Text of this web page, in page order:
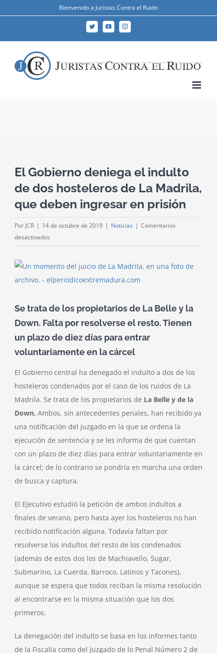
Bienvenido a Juristas Contra el Ruido
TwitterYouTubeInstagram
El Gobierno deniega el indulto
de dos hosteleros de La Madrila,
que deben ingresar en prisión
Por JCR | 14 de octubre de 2019 | Noticias | Comentarios
desactivados
deniega
el
de
dos
hosteleros
de
La
que
deben
ingresar
en
prisión
Ver
imagen
grande
Se trata de los propietarios de La Belle y la
Down. Falta por resolverse el resto. Tienen
un plazo de diez días para entrar
voluntariamente en la cárcel
El Gobierno central ha denegado el indulto a dos de los
hosteleros condenados por el caso de los ruidos de La
Madrila. Se trata de los propietarios de La Belle y de la
Down. Ambos, sin antecedentes penales, han recibido ya
una notificación del juzgado en la que se ordena la
ejecución de sentencia y se les informa de que cuentan
con un plazo de diez días para entrar voluntariamente en
la cárcel; de lo contrario se pondría en marcha una orden
de busca y captura.
El Ejecutivo estudió la petición de ambos indultos a
finales de verano, pero hasta ayer los hosteleros no han
recibido notificación alguna. Todavía faltan por
resolverse los indultos del resto de los condenados
(además de estos dos los de Machiavello, Sugar,
Submarino, La Cuerda, Barroco, Latinos y Tacones),
aunque se espera que todos reciban la misma resolución
al encontrarse en la misma situación que los dos
primeros.
La denegación del indulto se basa en los informes tanto
de la Fiscalía como del Juzgado de lo Penal Número 2 de